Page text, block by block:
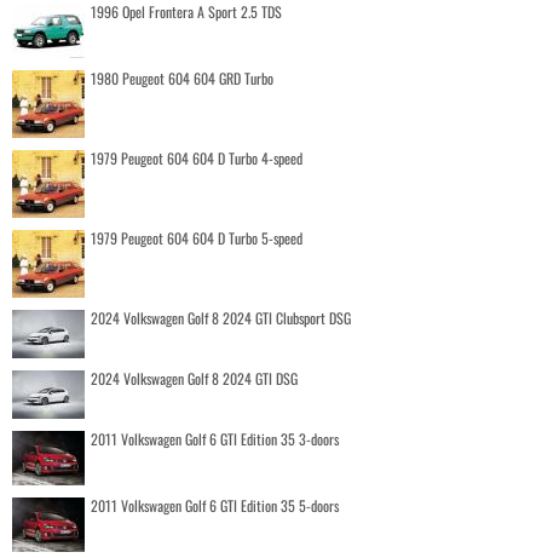
1996 Opel Frontera A Sport 2.5 TDS
1980 Peugeot 604 604 GRD Turbo
1979 Peugeot 604 604 D Turbo 4-speed
1979 Peugeot 604 604 D Turbo 5-speed
2024 Volkswagen Golf 8 2024 GTI Clubsport DSG
2024 Volkswagen Golf 8 2024 GTI DSG
2011 Volkswagen Golf 6 GTI Edition 35 3-doors
2011 Volkswagen Golf 6 GTI Edition 35 5-doors